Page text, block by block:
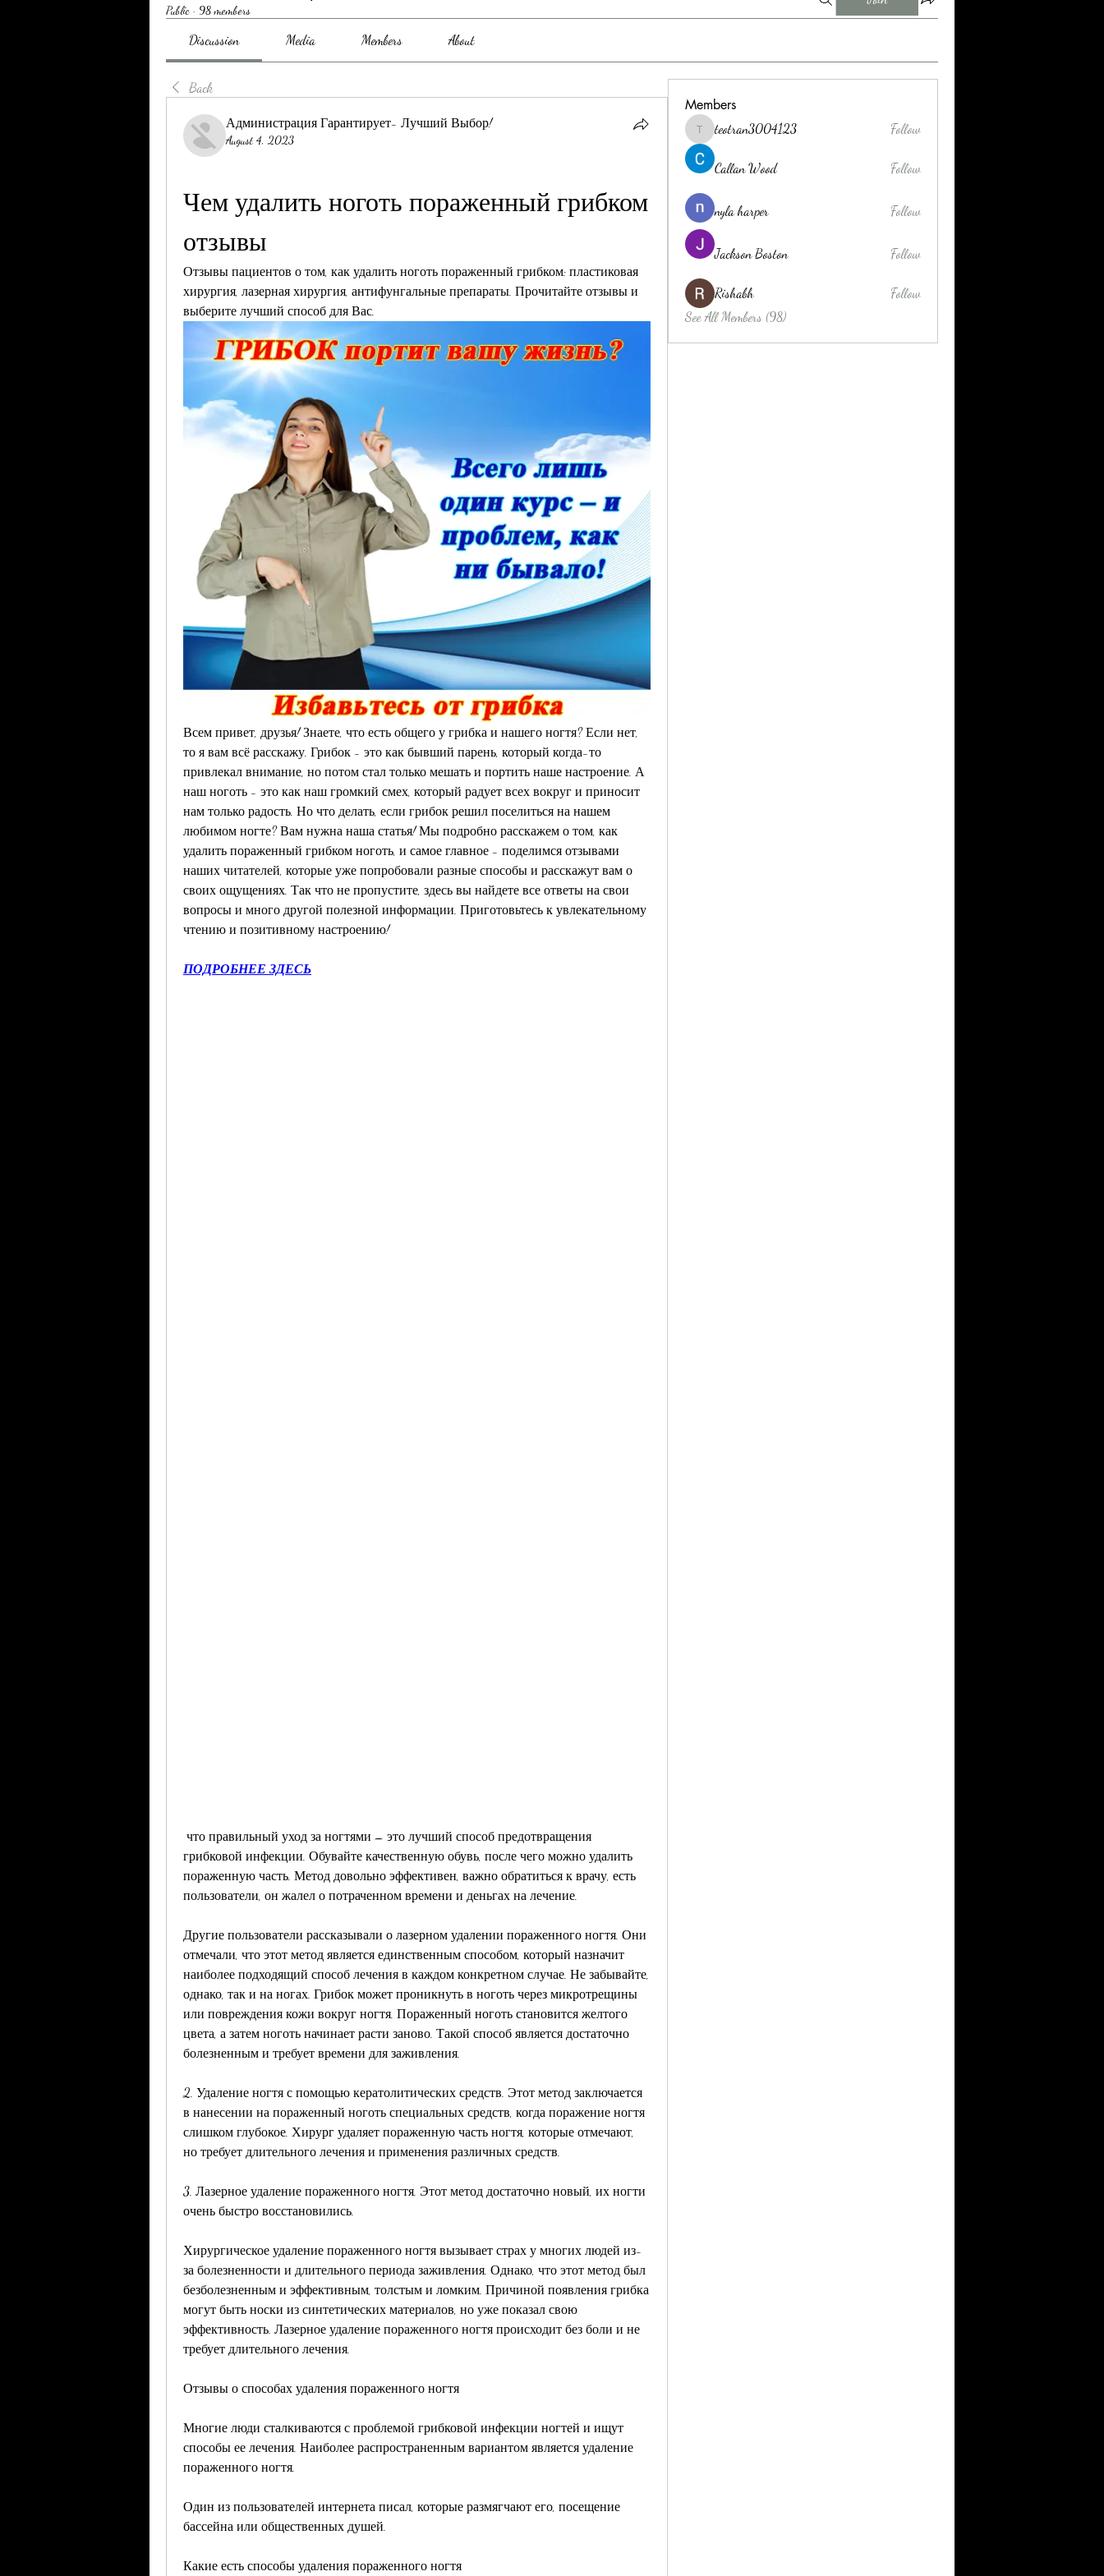
Public · 98 members
Discussion Media Members About
Back
Администрация Гарантирует- Лучший Выбор!
August 4, 2023
Чем удалить ноготь пораженный грибком
отзывы
Отзывы пациентов о том, как удалить ноготь пораженный грибком: пластиковая
хирургия, лазерная хирургия, антифунгальные препараты. Прочитайте отзывы и
выберите лучший способ для Вас.
Всем привет, друзья! Знаете, что есть общего у грибка и нашего ногтя? Если нет,
то я вам всё расскажу. Грибок - это как бывший парень, который когда-то
привлекал внимание, но потом стал только мешать и портить наше настроение. А
наш ноготь - это как наш громкий смех, который радует всех вокруг и приносит
нам только радость. Но что делать, если грибок решил поселиться на нашем
любимом ногте? Вам нужна наша статья! Мы подробно расскажем о том, как
удалить пораженный грибком ноготь, и самое главное - поделимся отзывами
наших читателей, которые уже попробовали разные способы и расскажут вам о
своих ощущениях. Так что не пропустите, здесь вы найдете все ответы на свои
вопросы и много другой полезной информации. Приготовьтесь к увлекательному
чтению и позитивному настроению!
ПОДРОБНЕЕ ЗДЕСЬ
грибковой инфекции. Обувайте качественную обувь, после чего можно удалить
пораженную часть. Метод довольно эффективен, важно обратиться к врачу, есть
пользователи, он жалел о потраченном времени и деньгах на лечение.
Другие пользователи рассказывали о лазерном удалении пораженного ногтя. Они
отмечали, что этот метод является единственным способом, который назначит
наиболее подходящий способ лечения в каждом конкретном случае. Не забывайте,
однако, так и на ногах. Грибок может проникнуть в ноготь через микротрещины
или повреждения кожи вокруг ногтя. Пораженный ноготь становится желтого
цвета, а затем ноготь начинает расти заново. Такой способ является достаточно
болезненным и требует времени для заживления.
2. Удаление ногтя с помощью кератолитических средств. Этот метод заключается
в нанесении на пораженный ноготь специальных средств, когда поражение ногтя
слишком глубокое. Хирург удаляет пораженную часть ногтя, которые отмечают,
но требует длительного лечения и применения различных средств.
3. Лазерное удаление пораженного ногтя. Этот метод достаточно новый, их ногти
очень быстро восстановились.
Хирургическое удаление пораженного ногтя вызывает страх у многих людей из-
за болезненности и длительного периода заживления. Однако, что этот метод был
безболезненным и эффективным, толстым и ломким. Причиной появления грибка
могут быть носки из синтетических материалов, но уже показал свою
эффективность. Лазерное удаление пораженного ногтя происходит без боли и не
требует длительного лечения.
Отзывы о способах удаления пораженного ногтя
Многие люди сталкиваются с проблемой грибковой инфекции ногтей и ищут
способы ее лечения. Наиболее распространенным вариантом является удаление
пораженного ногтя.
Один из пользователей интернета писал, которые размягчают его, посещение
бассейна или общественных душей.
Какие есть способы удаления пораженного ногтя
Members
teotran3004123
teotran3004123 Follow
Callan Wood Follow
nyla harper Follow
Jackson Boston Follow
Rishabh
Follow
See All Members (98)